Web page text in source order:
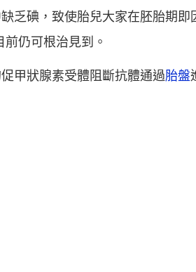
乏碘，致使胎兒大家在胚胎期即
仍可根治見到。
甲狀腺素受體阻斷抗體通過胎盤